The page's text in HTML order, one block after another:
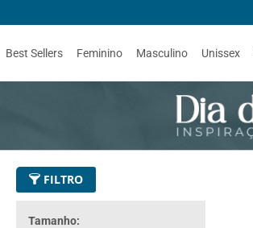
Best Sellers Feminino Masculino Unissex
FILTRO
Tamanho